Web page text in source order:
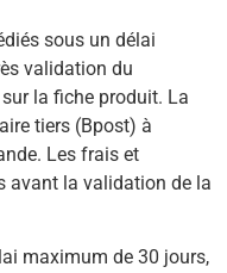
sous un délai
validation du
la fiche produit. La
tiers (Bpost) à
Les frais et
avant la validation de la
maximum de 30 jours,